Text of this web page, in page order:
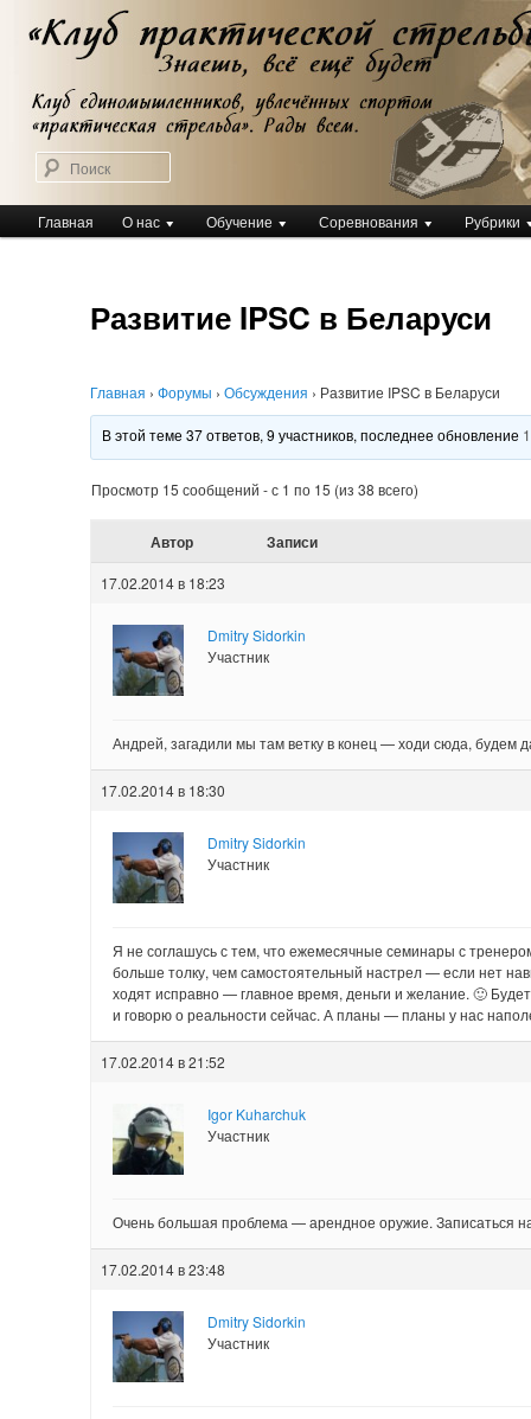
Перейти
основному
содержимому
Клуб практической стрельбы
Клуб практической стрельбы
Главное
меню
Главная О нас Обучение Соревнования Рубрики
Развитие IPSC в Беларуси
Главная › Форумы › Обсуждения › Развитие IPSC в Беларуси
В этой теме 37 ответов, 9 участников, последнее обновление
Просмотр 15 сообщений - с 1 по 15 (из 38 всего)
Автор Записи
17.02.2014 в 18:23
Dmitry Sidorkin
Участник
Андрей, загадили мы там ветку в конец — ходи сюда, будем
17.02.2014 в 18:30
Dmitry Sidorkin
Участник
Я не соглашусь с тем, что ежемесячные семинары с
больше толку, чем самостоятельный настрел — если нет
ходят исправно — главное время, деньги и желание. 🙂
и говорю о реальности сейчас. А планы — планы у нас
17.02.2014 в 21:52
Igor Kuharchuk
Участник
Очень большая проблема — арендное оружие. Записаться
17.02.2014 в 23:48
Dmitry Sidorkin
Участник